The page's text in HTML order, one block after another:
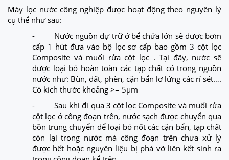
Máy lọc nước công nghiệp được hoạt động theo nguyên lý
cụ thể như sau:
- Nước nguồn dự trữ ở bể chứa lớn sẽ được bơm
cấp 1 hút đưa vào bộ lọc sơ cấp bao gồm 3 cột lọc
Composite và muối rửa cột lọc . Tại đây, nước sẽ
được loại bỏ hoàn toàn các tạp chất có trong nguồn
nước như: Bùn, đất, phèn, cặn bẩn lơ lửng các rỉ sét….
Có kích thước khoảng >= 5µm
- Sau khi đi qua 3 cột lọc Composite và muối rửa
cột lọc ở công đoạn trên, nước sạch được chuyển qua
bồn trung chuyển để loại bỏ nốt các cặn bẩn, tạp chất
còn lại trong nước mà công đoạn trên chưa xử lý
được hết hoặc nguyên liệu bị phá vỡ liên kết sinh ra